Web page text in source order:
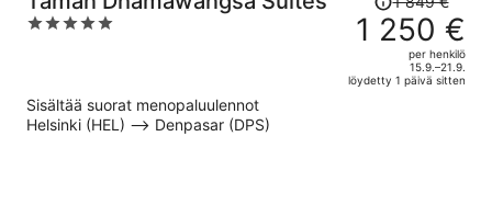
5
oli
1 849 €,
on
1 250 €
per henkilö
15.9.–21.9.
löydetty 1 päivä sitten
Sisältää suorat menopaluulennot
Helsinki (HEL) –> Denpasar (DPS)